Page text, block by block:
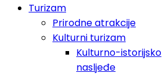
Turizam
Prirodne atrakcije
Kulturni turizam
Kulturno-istorijsko
nasljeđe